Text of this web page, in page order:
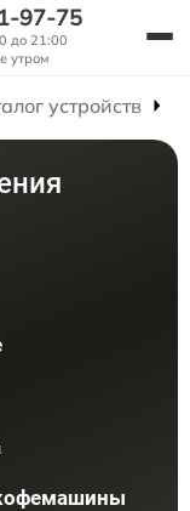
97-75
до 21:00
утром
устройств